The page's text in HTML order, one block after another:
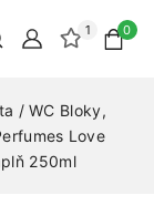
1 0
/ WC Bloky,
Love
250ml